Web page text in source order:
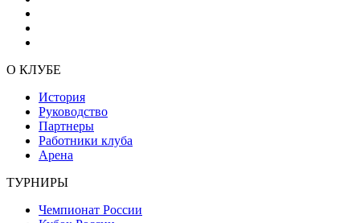
О КЛУБЕ
История
Руководство
Партнеры
Работники клуба
Арена
ТУРНИРЫ
Чемпионат России